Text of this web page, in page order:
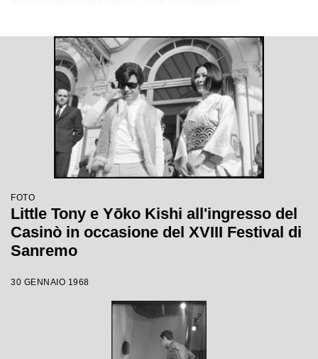
FOTO
Little Tony e Yōko Kishi all'ingresso del
Casinò in occasione del XVIII Festival di
Sanremo
30 GENNAIO 1968